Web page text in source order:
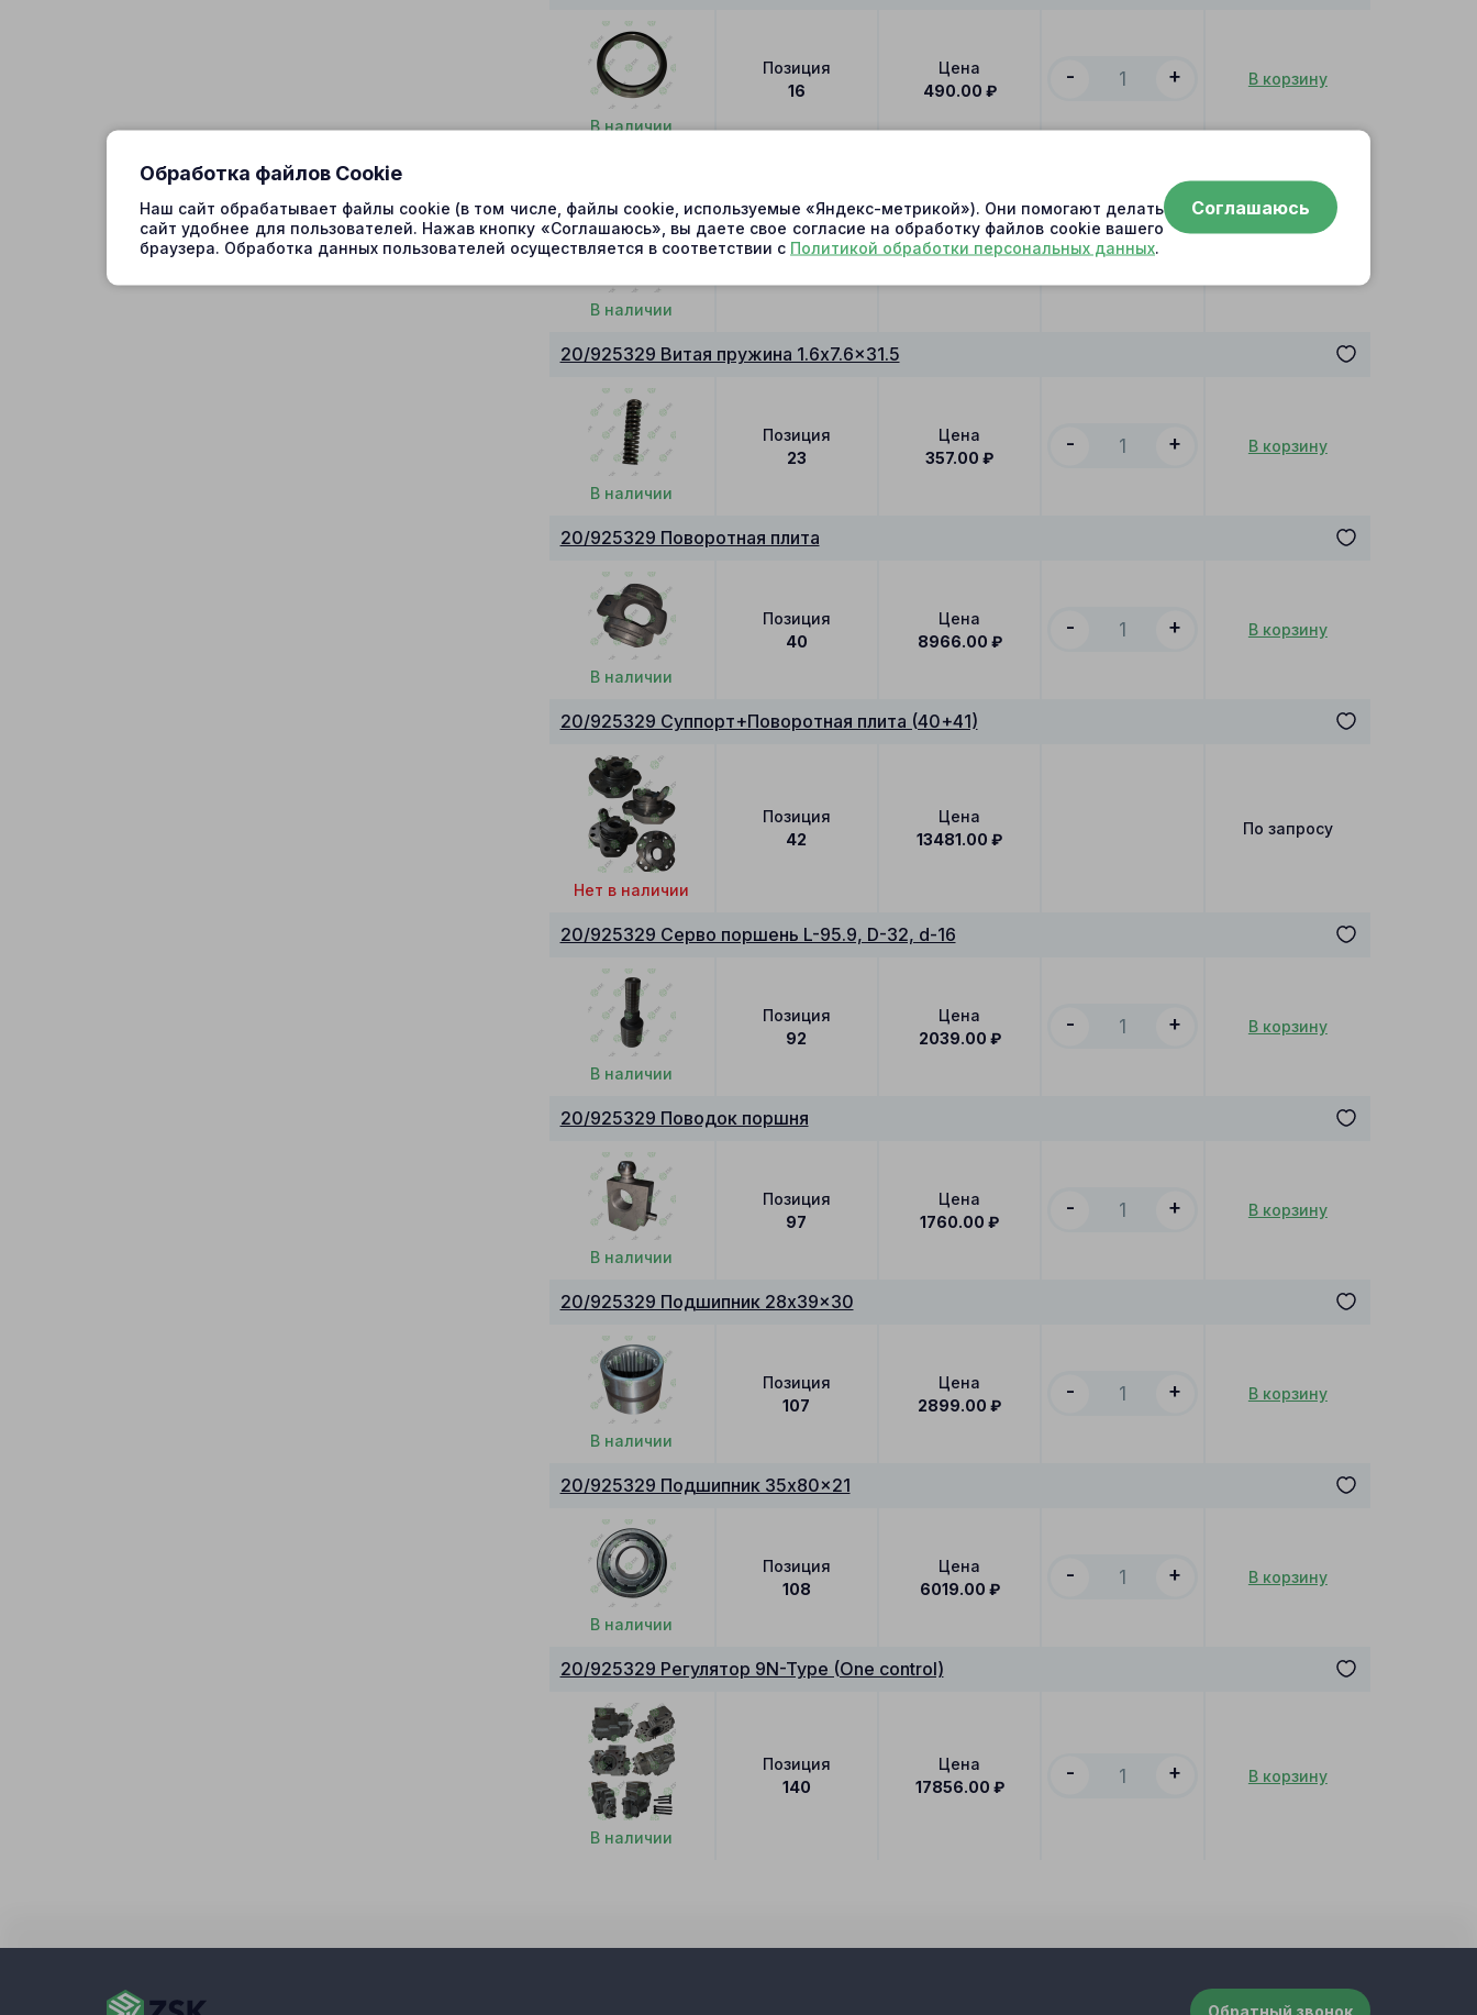
В наличии
Позиция
16
Цена
490.00 ₽
- + В корзину
В наличии
Позиция
Цена
-
20/925329 Витая пружина 1.6x7.6x31.5
В наличии
Позиция
23
Цена
357.00 ₽
- + В корзину
20/925329 Поворотная плита
В наличии
Позиция
40
Цена
8966.00 ₽
- + В корзину
20/925329 Суппорт+Поворотная плита (40+41)
Нет в наличии
Позиция
42
Цена
13481.00 ₽
По запросу
20/925329 Серво поршень L-95.9, D-32, d-16
В наличии
Позиция
92
Цена
2039.00 ₽
- + В корзину
20/925329 Поводок поршня
В наличии
Позиция
97
Цена
1760.00 ₽
- + В корзину
20/925329 Подшипник 28x39x30
В наличии
Позиция
107
Цена
2899.00 ₽
- + В корзину
20/925329 Подшипник 35x80x21
В наличии
Позиция
108
Цена
6019.00 ₽
- + В корзину
20/925329 Регулятор 9N-Type (One control)
В наличии
Позиция
140
Цена
17856.00 ₽
- + В корзину
Обратный звонок
Обработка файлов Cookie
Наш сайт обрабатывает файлы cookie (в том числе, файлы cookie, используемые «Яндекс-метрикой»). Они помогают делать
сайт удобнее для пользователей. Нажав кнопку «Соглашаюсь», вы даете свое согласие на обработку файлов cookie вашего
браузера. Обработка данных пользователей осуществляется в соответствии с Политикой обработки персональных данных
Соглашаюсь